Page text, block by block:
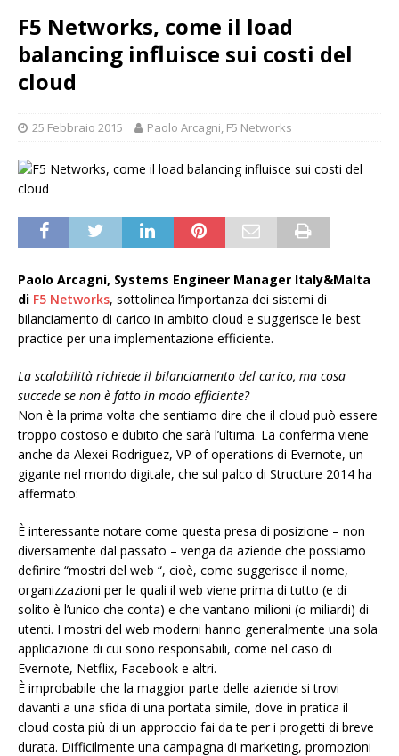
F5 Networks, come il load
balancing influisce sui costi del
cloud
25 Febbraio 2015 Paolo Arcagni, F5 Networks
Paolo Arcagni, Systems Engineer Manager Italy&Malta
di F5 Networks, sottolinea l’importanza dei sistemi di
bilanciamento di carico in ambito cloud e suggerisce le best
practice per una implementazione efficiente.
La scalabilità richiede il bilanciamento del carico, ma cosa
succede se non è fatto in modo efficiente?
Non è la prima volta che sentiamo dire che il cloud può essere
troppo costoso e dubito che sarà l’ultima. La conferma viene
anche da Alexei Rodriguez, VP of operations di Evernote, un
gigante nel mondo digitale, che sul palco di Structure 2014 ha
affermato:
È interessante notare come questa presa di posizione – non
diversamente dal passato – venga da aziende che possiamo
definire “mostri del web “, cioè, come suggerisce il nome,
organizzazioni per le quali il web viene prima di tutto (e di
solito è l’unico che conta) e che vantano milioni (o miliardi) di
utenti. I mostri del web moderni hanno generalmente una sola
applicazione di cui sono responsabili, come nel caso di
Evernote, Netflix, Facebook e altri.
È improbabile che la maggior parte delle aziende si trovi
davanti a una sfida di una portata simile, dove in pratica il
cloud costa più di un approccio fai da te per i progetti di breve
durata. Difficilmente una campagna di marketing, promozioni